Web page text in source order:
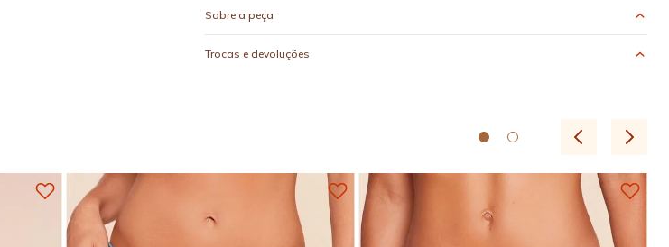
Sobre a peça
Trocas e devoluções